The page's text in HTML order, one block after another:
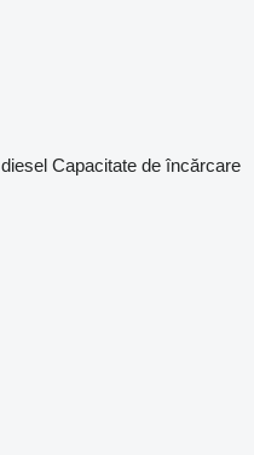
diesel Capacitate de încărcare